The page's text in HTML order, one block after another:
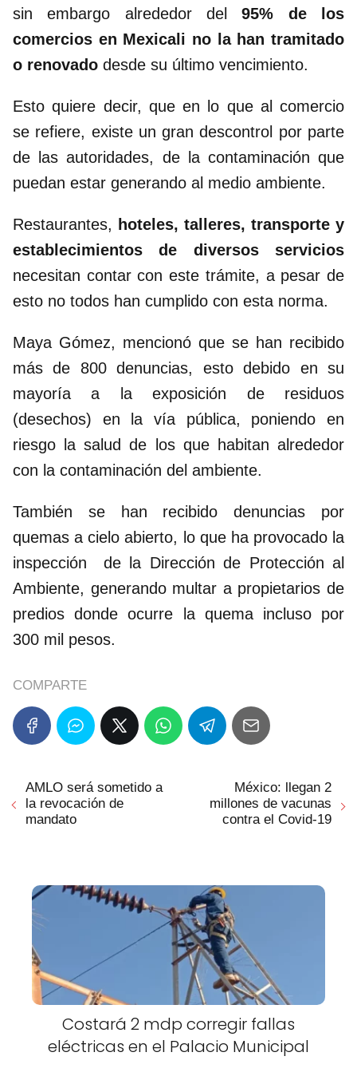
sin embargo alrededor del95% de los
comercios en Mexicali no la han tramitado
o renovado desde su último vencimiento.
Esto quiere decir, que en lo que al comercio
se refiere, existe un gran descontrol por parte
de las autoridades, de la contaminación que
puedan estar generando al medio ambiente.
Restaurantes, hoteles, talleres, transporte y
establecimientos de diversos servicios
necesitan contar con este trámite, a pesar de
esto no todos han cumplido con esta norma.
Maya Gómez, mencionó que se han recibido
más de 800 denuncias, esto debido en su
mayoría a la exposición de residuos
(desechos) en la vía pública, poniendo en
riesgo la salud de los que habitan alrededor
con la contaminación del ambiente.
También se han recibido denuncias por
quemas a cielo abierto, lo que ha provocado la
inspección de la Dirección de Protección al
Ambiente, generando multar a propietarios de
predios donde ocurre la quema incluso por
300 mil pesos.
COMPARTE
AMLO será sometido a
la revocación de
mandato
México: llegan 2
millones de vacunas
contra el Covid-19
Costará 2 mdp corregir fallas
eléctricas en el Palacio Municipal